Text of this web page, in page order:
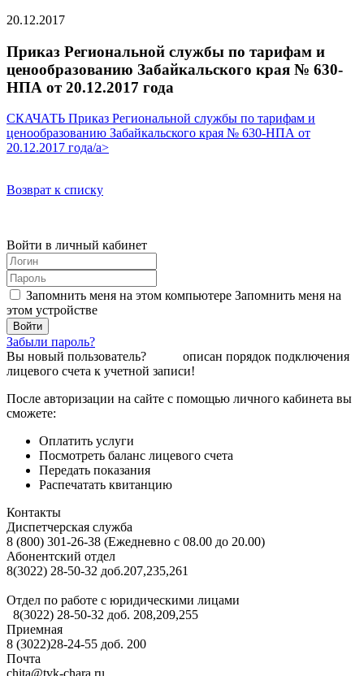
20.12.2017
Приказ Региональной службы по тарифам и
ценообразованию Забайкальского края № 630-
НПА от 20.12.2017 года
СКАЧАТЬ Приказ Региональной службы по тарифам и
ценообразованию Забайкальского края № 630-НПА от
20.12.2017 года/a>
Возврат к списку
Войти в личный кабинет
Запомнить меня на этом компьютере Запомнить меня на
этом устройстве
Забыли пароль?
Вы новый пользователь?
описан порядок подключения
лицевого счета к учетной записи!
После авторизации на сайте с помощью личного кабинета вы
сможете:
Оплатить услуги
Посмотреть баланс лицевого счета
Передать показания
Распечатать квитанцию
Контакты
Диспетчерская служба
8 (800) 301-26-38 (Ежедневно с 08.00 до 20.00)
Абонентский отдел
8(3022) 28-50-32 доб.207,235,261
Отдел по работе с юридическими лицами
8(3022) 28-50-32 доб. 208,209,255
Приемная
8 (3022)28-24-55 доб. 200
Почта